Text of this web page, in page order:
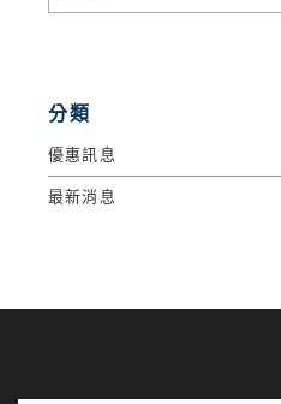
分類
優惠訊息
最新消息